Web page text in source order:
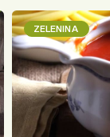
ZELENINA